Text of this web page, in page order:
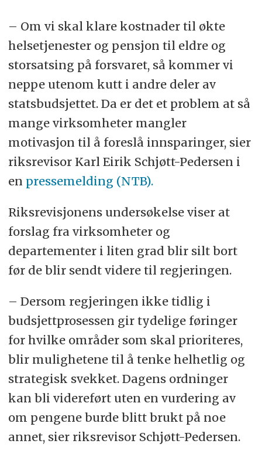
– Om vi skal klare kostnader til økte
helsetjenester og pensjon til eldre og
storsatsing på forsvaret, så kommer vi
neppe utenom kutt i andre deler av
statsbudsjettet. Da er det et problem at så
mange virksomheter mangler
motivasjon til å foreslå innsparinger, sier
riksrevisor Karl Eirik Schjøtt-Pedersen i
en pressemelding (NTB).
Riksrevisjonens undersøkelse viser at
forslag fra virksomheter og
departementer i liten grad blir silt bort
før de blir sendt videre til regjeringen.
– Dersom regjeringen ikke tidlig i
budsjettprosessen gir tydelige føringer
for hvilke områder som skal prioriteres,
blir mulighetene til å tenke helhetlig og
strategisk svekket. Dagens ordninger
kan bli videreført uten en vurdering av
om pengene burde blitt brukt på noe
annet, sier riksrevisor Schjøtt-Pedersen.